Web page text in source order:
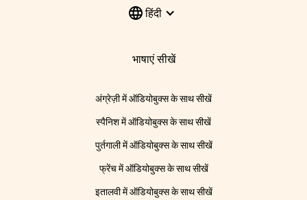
हिंदी
भाषाएं सीखें
अंग्रेज़ी में ऑडियोबुक्स के साथ सीखें
स्पैनिश में ऑडियोबुक्स के साथ सीखें
पुर्तगाली में ऑडियोबुक्स के साथ सीखें
फ्रेंच में ऑडियोबुक्स के साथ सीखें
इतालवी में ऑडियोबुक्स के साथ सीखें